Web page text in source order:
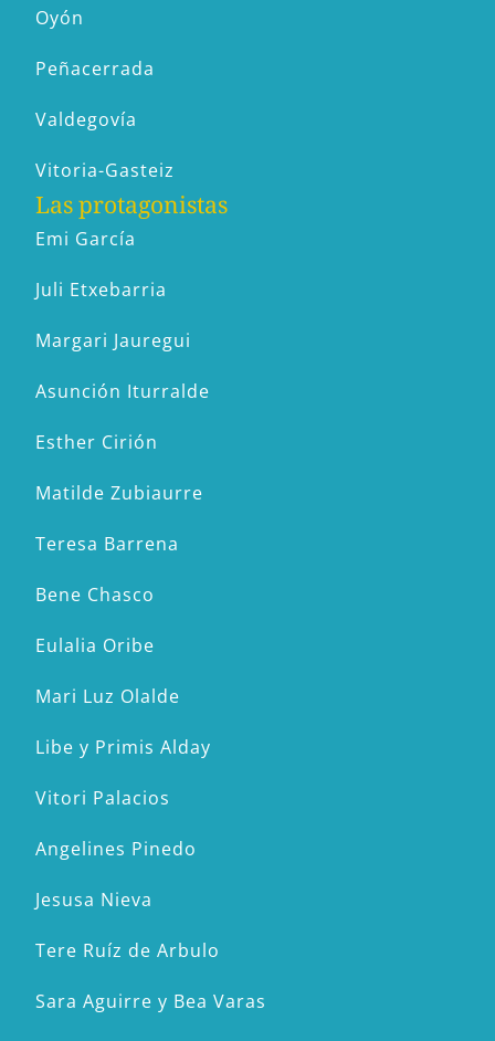
Oyón
Peñacerrada
Valdegovía
Vitoria-Gasteiz
Las protagonistas
Emi García
Juli Etxebarria
Margari Jauregui
Asunción Iturralde
Esther Cirión
Matilde Zubiaurre
Teresa Barrena
Bene Chasco
Eulalia Oribe
Mari Luz Olalde
Libe y Primis Alday
Vitori Palacios
Angelines Pinedo
Jesusa Nieva
Tere Ruíz de Arbulo
Sara Aguirre y Bea Varas